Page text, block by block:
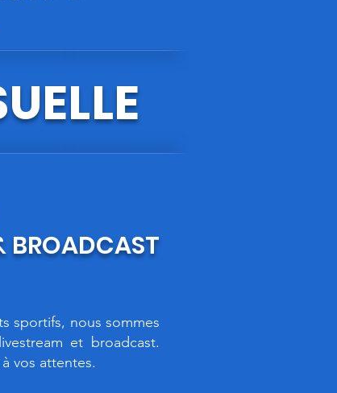
BROADCAST
sportifs, nous sommes
et broadcast.
vos attentes.